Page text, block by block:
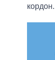
кордон.